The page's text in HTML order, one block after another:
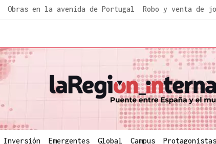
Obras en la avenida de Portugal Robo y venta de
Inversión Emergentes Global Campus Protagonistas